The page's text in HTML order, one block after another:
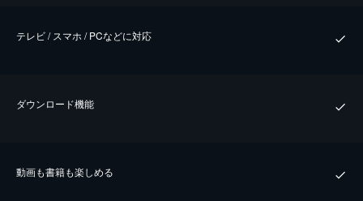
テレビ / スマホ / PCなどに対応
ダウンロード機能
動画も書籍も楽しめる